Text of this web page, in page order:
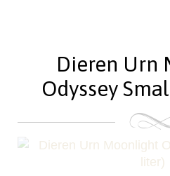
Dieren Urn
Odyssey